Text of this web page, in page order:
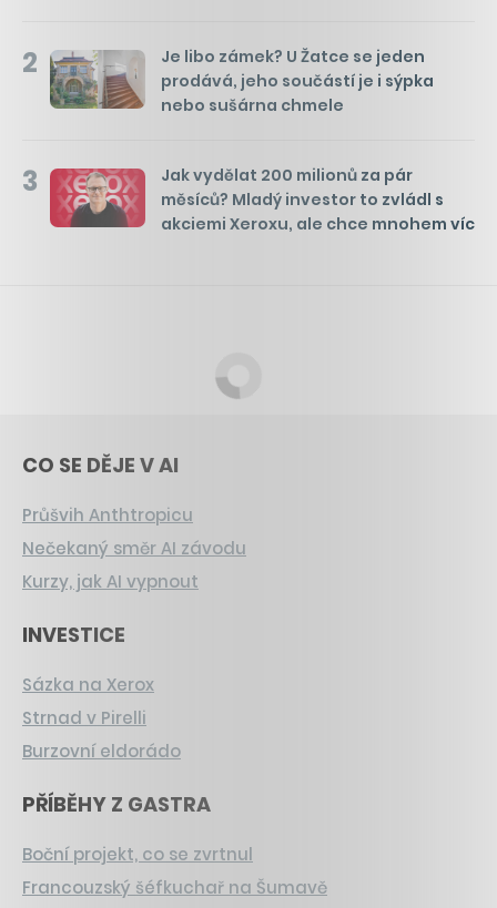
2
Je libo zámek? U Žatce se jeden
prodává, jeho součástí je i sýpka
nebo sušárna chmele
3
Jak vydělat 200 milionů za pár
měsíců? Mladý investor to zvládl s
akciemi Xeroxu, ale chce mnohem víc
CO SE DĚJE V AI
Průšvih Anthtropicu
Nečekaný směr AI závodu
Kurzy, jak AI vypnout
INVESTICE
Sázka na Xerox
Strnad v Pirelli
Burzovní eldorádo
PŘÍBĚHY Z GASTRA
Boční projekt, co se zvrtnul
Francouzský šéfkuchař na Šumavě